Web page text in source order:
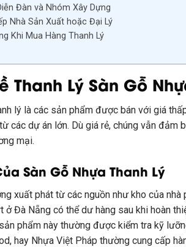
Đàn và Nhóm Xây Dựng
Nhà Sản Xuất hoặc Đại Lý
Khi Mua Hàng Thanh Lý
Thanh Lý Sàn Gỗ
lý là các sản phẩm được bán với giá
các dự án lớn. Dù giá rẻ, chúng vẫn
mại.
Sàn Gỗ Nhựa Thanh Lý
xuất phát từ các nguồn như kho của
ở Đà Nẵng có thể dư hàng sau khi hoàn
phẩm này thường được kiểm tra kỹ
hay Nhựa Việt Pháp thường cung cấp